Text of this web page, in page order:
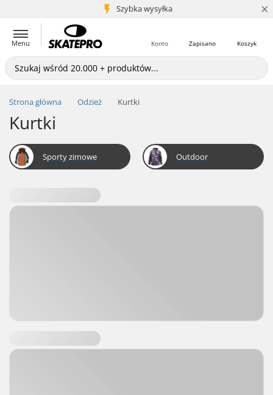
Szybka wysyłka
5+ mln klientów ×
Menu Koszyk
Zapisano
Konto
Strona główna Odzież Kurtki
Kurtki
Sporty zimowe Outdoor